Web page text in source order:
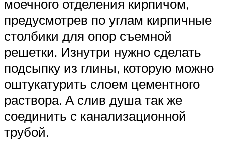
моечного отделения кирпичом,
предусмотрев по углам кирпичные
столбики для опор съемной
решетки. Изнутри нужно сделать
подсыпку из глины, которую можно
оштукатурить слоем цементного
раствора. А слив душа так же
соединить с канализационной
трубой.